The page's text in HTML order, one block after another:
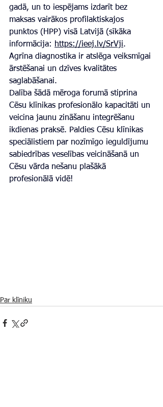
gadā, un to iespējams izdarīt bez
maksas vairākos profilaktiskajos
punktos (HPP) visā Latvijā (sīkāka
informācija: https://ieej.lv/SrVji.
Agrīna diagnostika ir atslēga veiksmīgai
ārstēšanai un dzīves kvalitātes
saglabāšanai.
Dalība šādā mēroga forumā stiprina
Cēsu klīnikas profesionālo kapacitāti un
veicina jaunu zināšanu integrēšanu
ikdienas praksē. Paldies Cēsu klīnikas
speciālistiem par nozīmīgo ieguldījumu
sabiedrības veselības veicināšanā un
Cēsu vārda nešanu plašākā
profesionālā vidē!
Par klīniku